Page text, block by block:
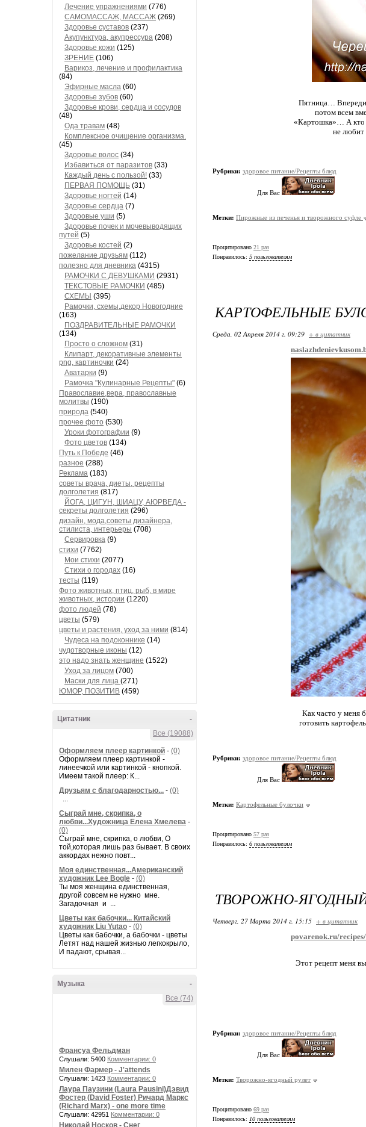
Лечение упражнениями (776)
САМОМАССАЖ, МАССАЖ (269)
Здоровье суставов (237)
Акупунктура, акупрессура (208)
Здоровье кожи (125)
ЗРЕНИЕ (106)
Варикоз, лечение и профилактика
(84)
Эфирные масла (60)
Здоровье зубов (60)
Здоровье крови, сердца и сосудов
(48)
Ода травам (48)
Комплексное очищение организма.
(45)
Здоровье волос (34)
Избавиться от паразитов (33)
Каждый день с пользой! (33)
ПЕРВАЯ ПОМОЩЬ (31)
Здоровье ногтей (14)
Здоровье сердца (7)
Здоровые уши (5)
Здоровье почек и мочевыводящих
путей (5)
Здоровье костей (2)
пожелание друзьям (112)
полезно для дневника (4315)
РАМОЧКИ С ДЕВУШКАМИ (2931)
ТЕКСТОВЫЕ РАМОЧКИ (485)
СХЕМЫ (395)
Рамочки, схемы,декор Новогодние
(163)
ПОЗДРАВИТЕЛЬНЫЕ РАМОЧКИ
(134)
Просто о сложном (31)
Клипарт, декоративные элементы
png, картиночки (24)
Аватарки (9)
Рамочка "Кулинарные Рецепты" (6)
Православие,вера, православные
молитвы (190)
природа (540)
прочее фото (530)
Уроки фотографии (9)
Фото цветов (134)
Путь к Победе (46)
разное (288)
Реклама (183)
советы врача, диеты, рецепты
долголетия (817)
ЙОГА, ЦИГУН, ШИАЦУ, АЮРВЕДА -
секреты долголетия (296)
дизайн, мода,советы дизайнера,
стилиста, интерьеры (708)
Сервировка (9)
стихи (7762)
Мои стихи (2077)
Стихи о городах (16)
тесты (119)
Фото животных, птиц, рыб, в мире
животных, истории (1220)
фото людей (78)
цветы (579)
цветы и растения, уход за ними (814)
Чудеса на подоконнике (14)
чудотворные иконы (12)
это надо знать женщине (1522)
Уход за лицом (700)
Маски для лица (271)
ЮМОР, ПОЗИТИВ (459)
-
Цитатник
Все (19088)
Оформляем плеер картинкой - (0)
Оформляем плеер картинкой -
линеечкой или картинкой - кнопкой.
Имеем такой плеер: К...
Друзьям с благодарностью... - (0)
...
Сыграй мне, скрипка, о
любви...Художница Елена Хмелева -
(0)
Сыграй мне, скрипка, о любви, О
той,которая лишь раз бывает. В своих
аккордах нежно повт...
Моя единственная...Американский
художник Lee Bogle - (0)
Ты моя женщина единственная,
другой совсем не нужно мне.
Загадочная и ...
Цветы как бабочки... Китайский
художник Liu Yutao - (0)
Цветы как бабочки, а бабочки - цветы
Летят над нашей жизнью легкокрыло,
И падают, срывая...
-
Музыка
Все (74)
Франсуа Фельдман
Слушали: 5400 Комментарии: 0
Милен Фармер - J'attends
Слушали: 1423 Комментарии: 0
Лаура Паузини (Laura Pausini)Дэвид
Фостер (David Foster) Ричард Маркс
(Richard Marx) - one more time
Слушали: 42951 Комментарии: 0
Николай Носков - Снег
Пятница… Впереди
потом всем
«Картошка»… А кто
не любит
Рубрики: здоровое питание/Рецепты блюд
Для Вас
Метки: Пирожные из печенья и творожного суфле
Процитировано 21 раз
Понравилось: 5 пользователям
КАРТОФЕЛЬНЫЕ
Среда, 02 Апреля 2014 г. 09:29 + в цитатник
Как часто у меня
готовить
Рубрики: здоровое питание/Рецепты блюд
Для Вас
Метки: Картофельные булочки
Процитировано 57 раз
Понравилось: 6 пользователям
ТВОРОЖНО-
Четверг, 27 Марта 2014 г. 15:15 + в цитатник
povarenok.ru/
Этот рецепт меня
Рубрики: здоровое питание/Рецепты блюд
Для Вас
Метки: Творожно-ягодный рулет
Процитировано 69 раз
Понравилось: 10 пользователям